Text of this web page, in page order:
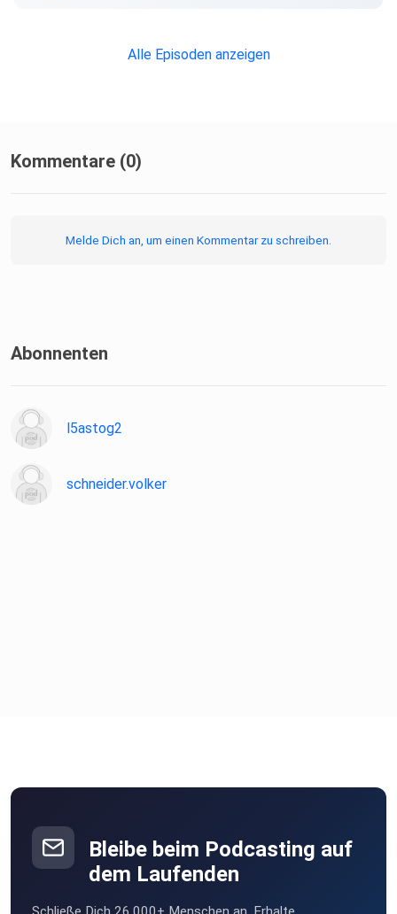
Alle Episoden anzeigen
Kommentare (0)
Melde Dich an, um einen Kommentar zu schreiben.
Abonnenten
l5astog2
schneider.volker
Bleibe beim Podcasting auf
dem Laufenden